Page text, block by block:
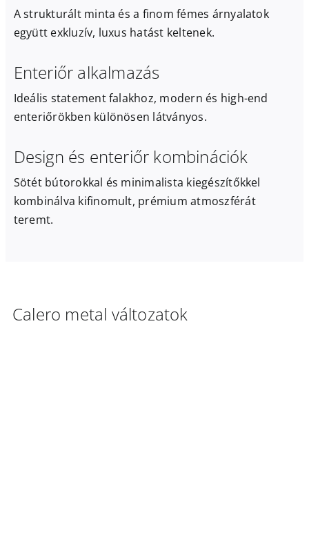
A strukturált minta és a finom fémes árnyalatok
együtt exkluzív, luxus hatást keltenek.
Enteriőr alkalmazás
Ideális statement falakhoz, modern és high-end
enteriőrökben különösen látványos.
Design és enteriőr kombinációk
Sötét bútorokkal és minimalista kiegészítőkkel
kombinálva kifinomult, prémium atmoszférát
teremt.
Calero metal változatok